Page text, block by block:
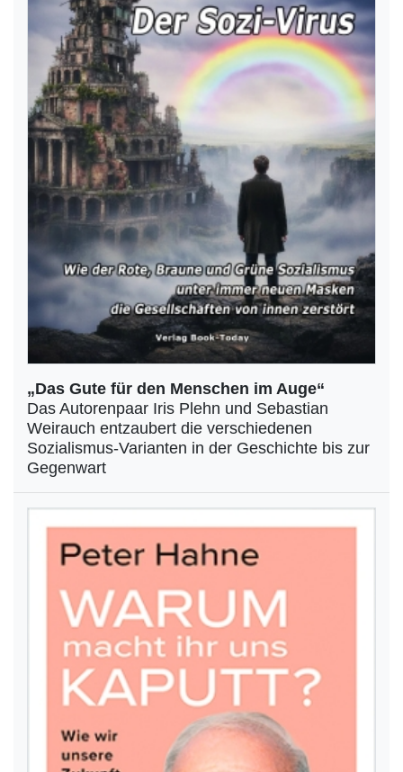
„Das Gute für den Menschen im Auge“
Das Autorenpaar Iris Plehn und Sebastian
Weirauch entzaubert die verschiedenen
Sozialismus-Varianten in der Geschichte bis zur
Gegenwart